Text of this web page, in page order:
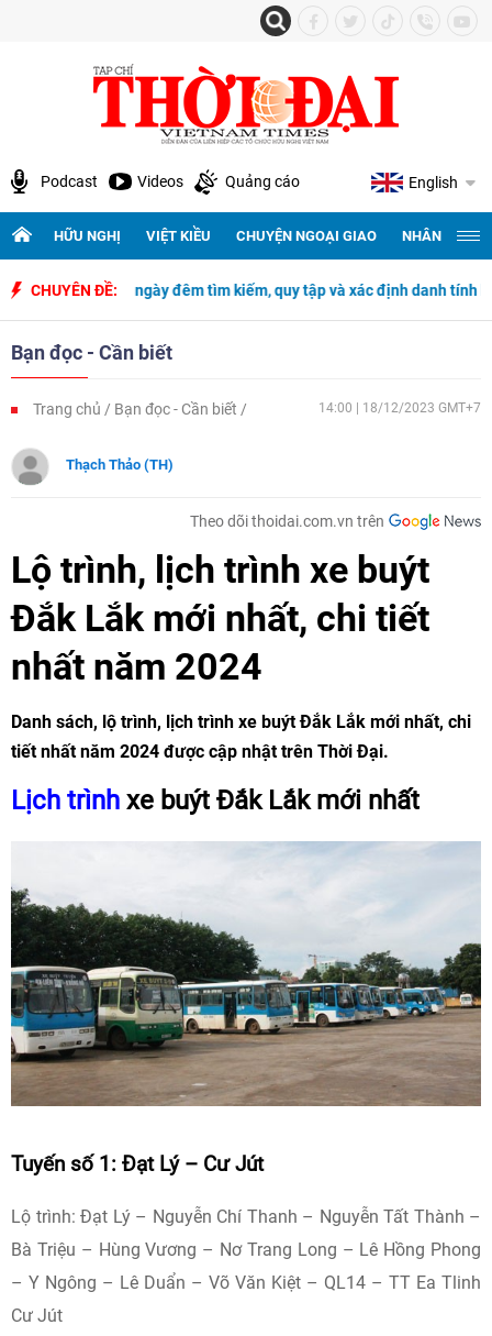
Podcast Videos Quảng cáo English
HỮU NGHỊ VIỆT KIỀU CHUYỆN NGOẠI GIAO NHÂN
CHUYÊN ĐỀ:
500 ngày đêm tìm kiếm, quy tập và xác định danh tính hài cốt liệt sĩ
Bạn đọc - Cần biết
Trang chủ Bạn đọc - Cần biết 14:00 | 18/12/2023 GMT+7
Thạch Thảo (TH)
Theo dõi thoidai.com.vn trên
Lộ trình, lịch trình xe buýt
Đắk Lắk mới nhất, chi tiết
nhất năm 2024
Danh sách, lộ trình, lịch trình xe buýt Đắk Lắk mới nhất, chi
tiết nhất năm 2024 được cập nhật trên Thời Đại.
Lịch trình xe buýt Đắk Lắk mới nhất
Tuyến số 1: Đạt Lý – Cư Jút
Lộ trình: Đạt Lý – Nguyễn Chí Thanh – Nguyễn Tất Thành –
Bà Triệu – Hùng Vương – Nơ Trang Long – Lê Hồng Phong
– Y Ngông – Lê Duẩn – Võ Văn Kiệt – QL14 – TT Ea Tlinh
Cư Jút